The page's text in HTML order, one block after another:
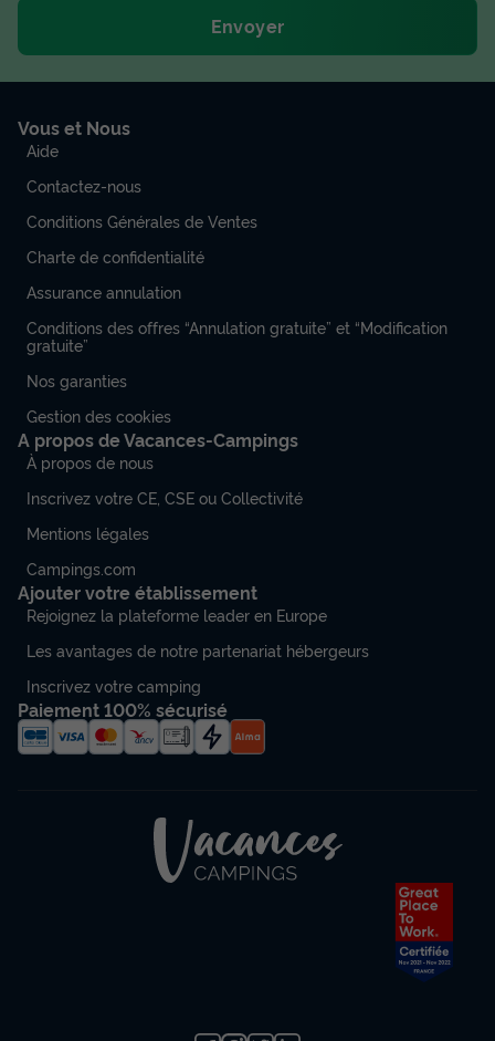
Envoyer
Vous et Nous
Aide
Contactez-nous
Conditions Générales de Ventes
Charte de confidentialité
Assurance annulation
Conditions des offres “Annulation gratuite” et “Modification
gratuite”
Nos garanties
Gestion des cookies
A propos de Vacances-Campings
À propos de nous
Inscrivez votre CE, CSE ou Collectivité
Mentions légales
Campings.com
Ajouter votre établissement
Rejoignez la plateforme leader en Europe
Les avantages de notre partenariat hébergeurs
Inscrivez votre camping
Paiement 100% sécurisé